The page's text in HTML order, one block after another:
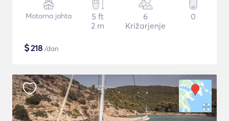
Motorna jahta
5 ft
2 m
6
Križarjenje
0
$218 /dan